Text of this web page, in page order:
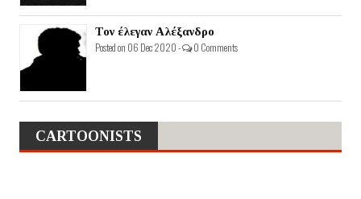
Τον έλεγαν Αλέξανδρο
Posted on 06 Dec 2020 - 0 Comments
CARTOONISTS